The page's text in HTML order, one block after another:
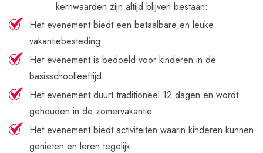
kernwaarden zijn altijd blijven bestaan:
Het evenement biedt een betaalbare en leuke
vakantiebesteding.
Het evenement is bedoeld voor kinderen in de
basisschoolleeftijd.
Het evenement duurt traditioneel 12 dagen en wordt
gehouden in de zomervakantie.
Het evenement biedt activiteiten waarin kinderen kunnen
genieten en leren tegelijk.